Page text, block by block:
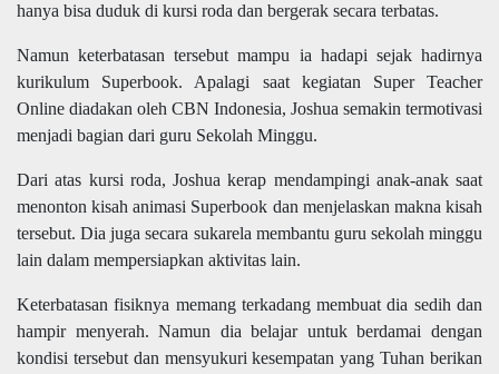
hanya bisa duduk di kursi roda dan bergerak secara terbatas.
Namun keterbatasan tersebut mampu ia hadapi sejak hadirnya
kurikulum Superbook. Apalagi saat kegiatan Super Teacher
Online diadakan oleh CBN Indonesia, Joshua semakin termotivasi
menjadi bagian dari guru Sekolah Minggu.
Dari atas kursi roda, Joshua kerap mendampingi anak-anak saat
menonton kisah animasi Superbook dan menjelaskan makna kisah
tersebut. Dia juga secara sukarela membantu guru sekolah minggu
lain dalam mempersiapkan aktivitas lain.
Keterbatasan fisiknya memang terkadang membuat dia sedih dan
hampir menyerah. Namun dia belajar untuk berdamai dengan
kondisi tersebut dan mensyukuri kesempatan yang Tuhan berikan